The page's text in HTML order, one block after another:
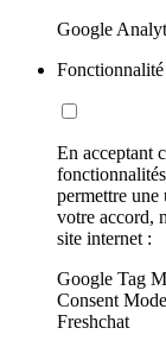
Google
Fonctionnalité
En acceptant
permettre une
votre accord,
site internet :
Google Tag
Consent
Freshchat